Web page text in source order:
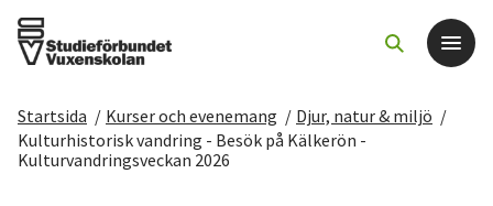
Det här gör vi
Startsida / Kurser och evenemang / Djur, natur & miljö /
Kulturhistorisk vandring - Besök på Kälkerön -
Kulturvandringsveckan 2026